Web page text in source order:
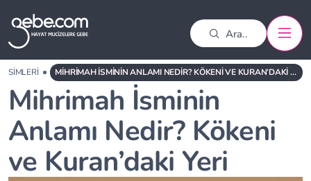
İSIMLERI MIHRIMAH İSMININ ANLAMI NEDIR? KÖKENI VE KURAN’DAKI YERI
Mihrimah İsminin
Anlamı Nedir? Kökeni
ve Kuran’daki Yeri